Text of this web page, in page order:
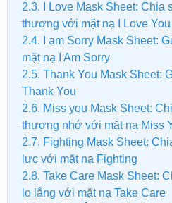
2.3. I Love Mask Sheet: Chia
thương với mặt nạ I Love You
2.4. I am Sorry Mask Sheet:
mặt nạ I Am Sorry
2.5. Thank You Mask Sheet:
Thank You
2.6. Miss you Mask Sheet:
thương nhớ với mặt nạ Miss
2.7. Fighting Mask Sheet:
lực với mặt nạ Fighting
2.8. Take Care Mask Sheet:
lo lắng với mặt nạ Take Care